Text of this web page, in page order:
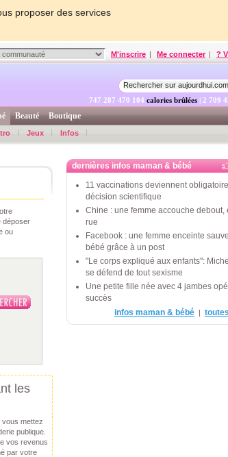
proposer des services
M'inscrire | Me connecter | ?
747 287 471 404 calories brûlées | 2 709
Beauté Boutique
Jeux Infos
déposer
ou
les
vous mettez
publique.
vos revenus
par votre
dernières infos maman & bébé
11 vaccinations deviennent
décision scientifique
Chine : une femme accouche debout,
rue
Facebook : une femme enceinte
bébé grâce à un post
"Le corps expliqué aux enfants":
se défend de tout sexisme
Une petite fille née avec 4 jambes
succès
infos maman & bébé |